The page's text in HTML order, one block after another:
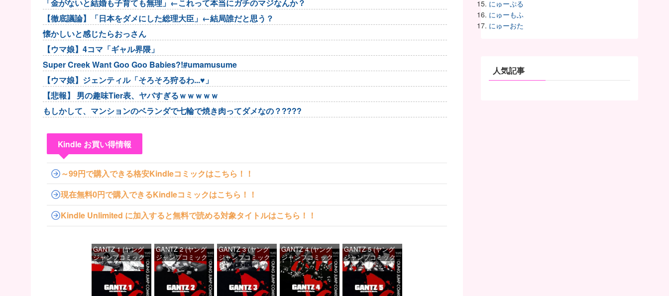
「金がないと結婚も子育ても無理」←これって本当にガチのマジなんか？
【徹底議論】「日本をダメにした総理大臣」←結局誰だと思う？
懐かしいと感じたらおっさん
【ウマ娘】4コマ「ギャル界隈」
Super Creek Want Goo Goo Babies?!#umamusume
【ウマ娘】ジェンティル「そろそろ狩るわ...♥」
【悲報】 男の趣味Tier表、ヤバすぎるｗｗｗｗｗ
もしかして、マンションのベランダで七輪で焼き肉ってダメなの？????
Kindle お買い得情報
～99円で購入できる格安Kindleコミックはこちら！！
現在無料0円で購入できるKindleコミックはこちら！！
Kindle Unlimited に加入すると無料で読める対象タイトルはこちら！！
GANTZ 1 (ヤング
ジャンプコミック
スDIGITAL)
価格：¥100
GANTZ 2 (ヤング
ジャンプコミック
スDIGITAL)
価格：¥100
GANTZ 3 (ヤング
ジャンプコミック
スDIGITAL)
価格：¥100
GANTZ 4 (ヤング
ジャンプコミック
スDIGITAL)
価格：¥100
GANTZ 5 (ヤング
ジャンプコミック
スDIGITAL)
価格：¥100
にゅーぷる
にゅーもふ
にゅーおた
人気記事